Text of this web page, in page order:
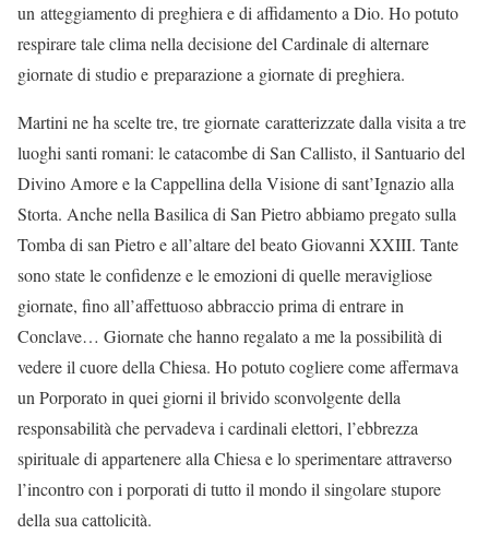
un atteggiamento di preghiera e di affidamento a Dio. Ho potuto
respirare tale clima nella decisione del Cardinale di alternare
giornate di studio e preparazione a giornate di preghiera.
Martini ne ha scelte tre, tre giornate caratterizzate dalla visita a tre
luoghi santi romani: le catacombe di San Callisto, il Santuario del
Divino Amore e la Cappellina della Visione di sant’Ignazio alla
Storta. Anche nella Basilica di San Pietro abbiamo pregato sulla
Tomba di san Pietro e all’altare del beato Giovanni XXIII. Tante
sono state le confidenze e le emozioni di quelle meravigliose
giornate, fino all’affettuoso abbraccio prima di entrare in
Conclave… Giornate che hanno regalato a me la possibilità di
vedere il cuore della Chiesa. Ho potuto cogliere come affermava
un Porporato in quei giorni il brivido sconvolgente della
responsabilità che pervadeva i cardinali elettori, l’ebbrezza
spirituale di appartenere alla Chiesa e lo sperimentare attraverso
l’incontro con i porporati di tutto il mondo il singolare stupore
della sua cattolicità.